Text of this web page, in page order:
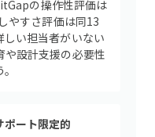
の操作性評価は
やすさ評価は同13
い担当者がいない
や設計支援の必要性
ポート限定的